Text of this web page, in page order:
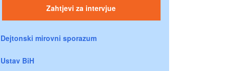
Zahtjevi za intervjue
Dejtonski mirovni sporazum
Ustav BiH